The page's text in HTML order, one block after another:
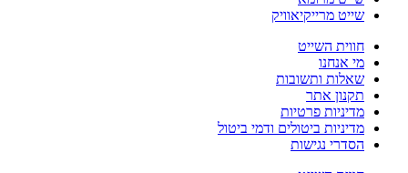
שייט מרייקיאוויק
חווית השייט
מי אנחנו
שאלות ותשובות
תקנון אתר
מדיניות פרטיות
מדיניות ביטולים ודמי ביטול
הסדרי נגישות